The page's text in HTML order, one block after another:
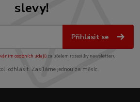
slevy!
Přihlásit se
osobních údajůza účelem rozesílky newsletteru.
odhlásit. Zasíláme jednou za měsíc.